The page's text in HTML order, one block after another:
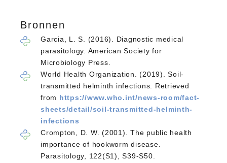
Bronnen
Garcia, L. S. (2016). Diagnostic medical
parasitology. American Society for
Microbiology Press.
World Health Organization. (2019). Soil-
transmitted helminth infections. Retrieved
from https://www.who.int/news-room/fact-
sheets/detail/soil-transmitted-helminth-
infections
Crompton, D. W. (2001). The public health
importance of hookworm disease.
Parasitology, 122(S1), S39-S50.